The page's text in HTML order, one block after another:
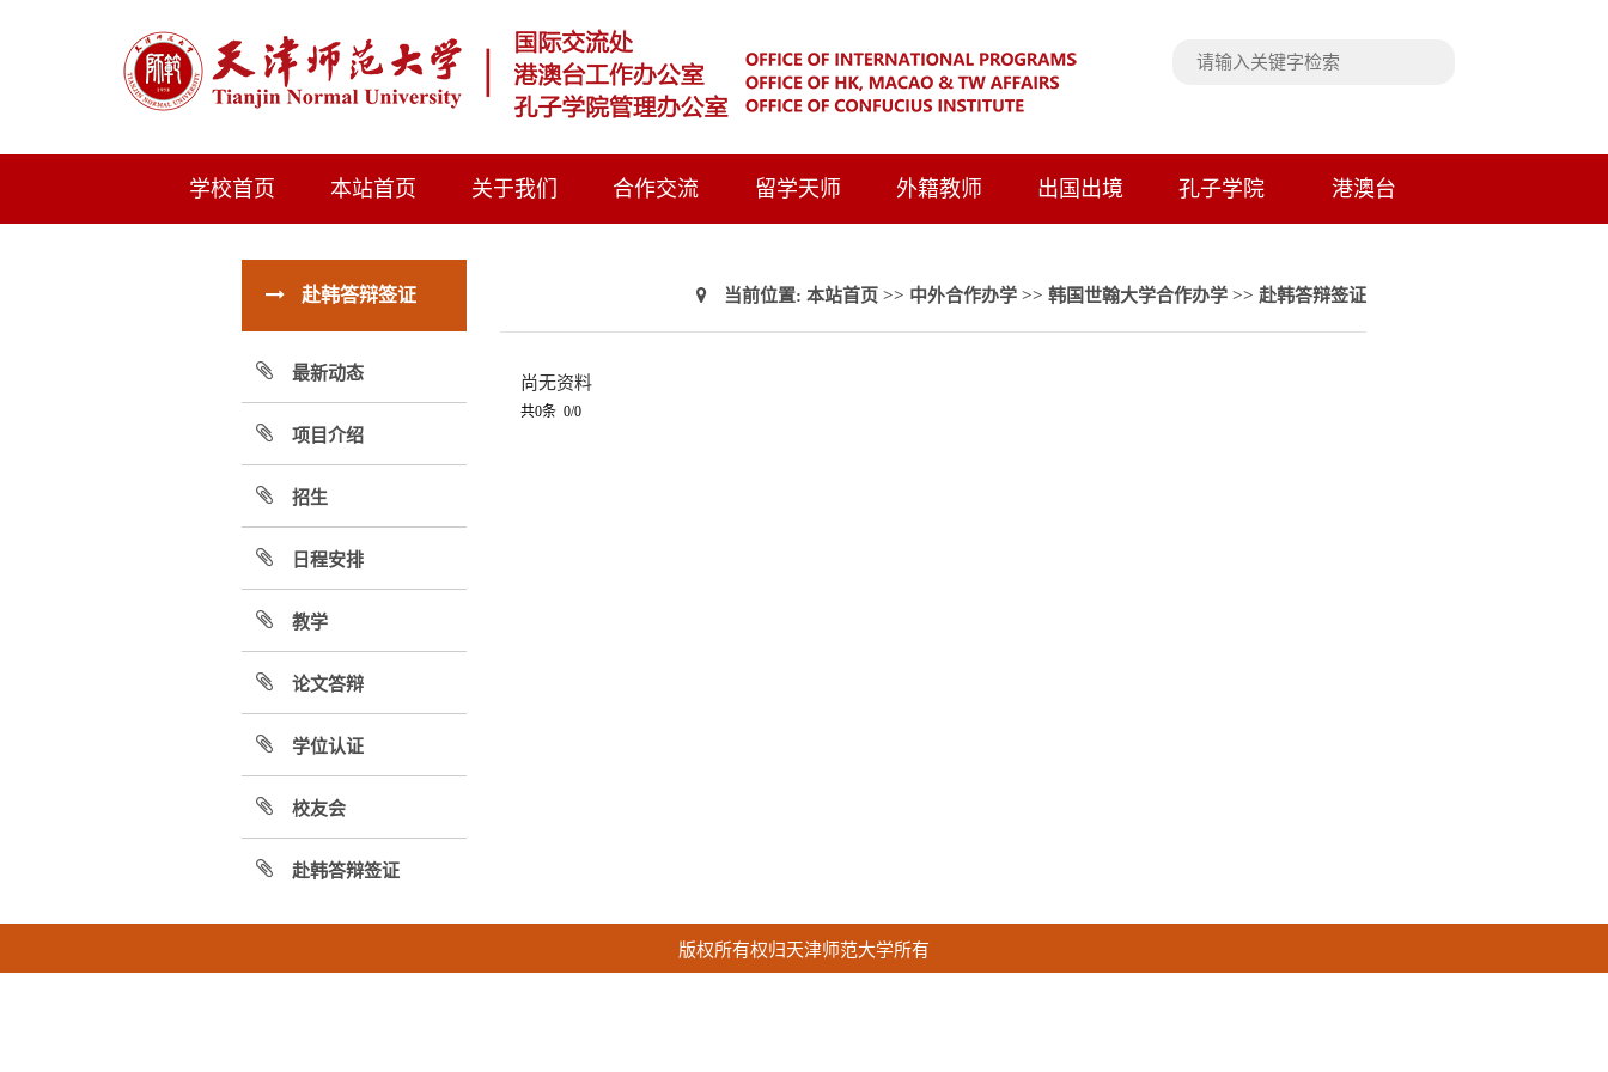
学校首页 本站首页 关于我们 合作交流 留学天师 外籍教师 出国出境 孔子学院 港澳台
赴韩答辩签证
最新动态
项目介绍
招生
日程安排
教学
论文答辩
学位认证
校友会
赴韩答辩签证
当前位置:本站首页 >> 中外合作办学 >>韩国世翰大学合作办学 >>赴韩答辩签证
尚无资料
共0条 0/0
版权所有权归天津师范大学所有